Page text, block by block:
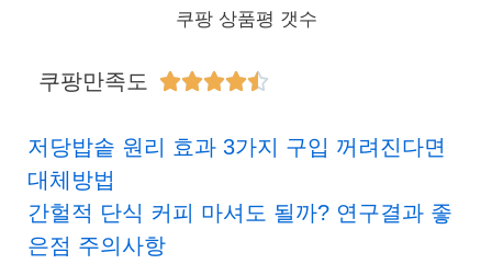
쿠팡 상품평 갯수
쿠팡만족도 
저당밥솥 원리 효과 3가지 구입 꺼려진다면
대체방법
간헐적 단식 커피 마셔도 될까? 연구결과 좋
은점 주의사항